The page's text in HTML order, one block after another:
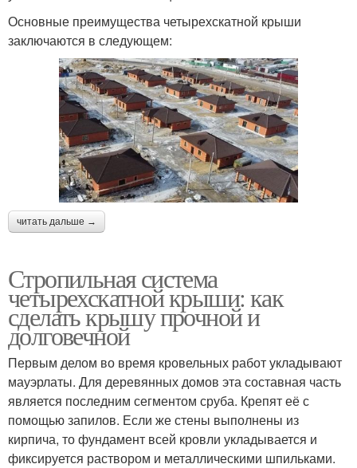
Основные преимущества четырехскатной крыши
заключаются в следующем:
читать дальше →
Стропильная система
четырехскатной крыши: как
сделать крышу прочной и
долговечной
Первым делом во время кровельных работ укладывают
мауэрлаты. Для деревянных домов эта составная часть
является последним сегментом сруба. Крепят её с
помощью запилов. Если же стены выполнены из
кирпича, то фундамент всей кровли укладывается и
фиксируется раствором и металлическими шпильками.